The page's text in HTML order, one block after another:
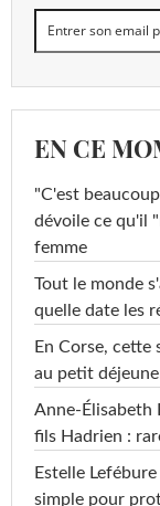
EN CE
"C'est
dévoile ce qu'il
femme
Tout le monde
quelle date les
En Corse,
au petit
Anne-Élisabeth
fils Hadrien :
Estelle
simple pour